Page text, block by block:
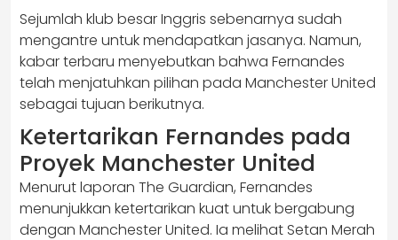
Sejumlah klub besar Inggris sebenarnya sudah
mengantre untuk mendapatkan jasanya. Namun,
kabar terbaru menyebutkan bahwa Fernandes
telah menjatuhkan pilihan pada Manchester United
sebagai tujuan berikutnya.
Ketertarikan Fernandes pada
Proyek Manchester United
Menurut laporan The Guardian, Fernandes
menunjukkan ketertarikan kuat untuk bergabung
dengan Manchester United. Ia melihat Setan Merah